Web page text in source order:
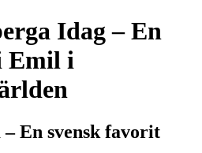
Idag – En
Emil i
En svensk favorit